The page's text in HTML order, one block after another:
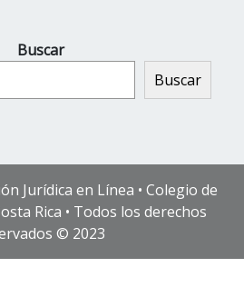
Buscar
Buscar
Jurídica en Línea • Colegio de
Rica • Todos los derechos
© 2023